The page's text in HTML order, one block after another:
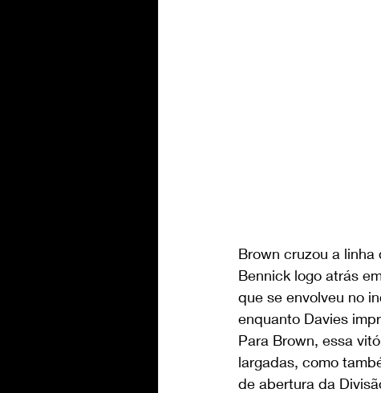
Brown cruzou a
Bennick logo atrás
que se envolveu no
enquanto Davies
Para Brown, essa
largadas, como
de abertura da